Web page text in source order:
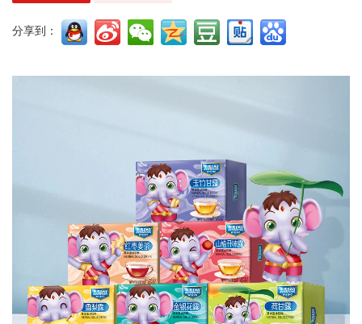
分享到：